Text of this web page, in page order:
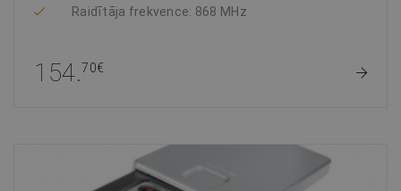
Raidītāja frekvence: 868 MHz
154.70€